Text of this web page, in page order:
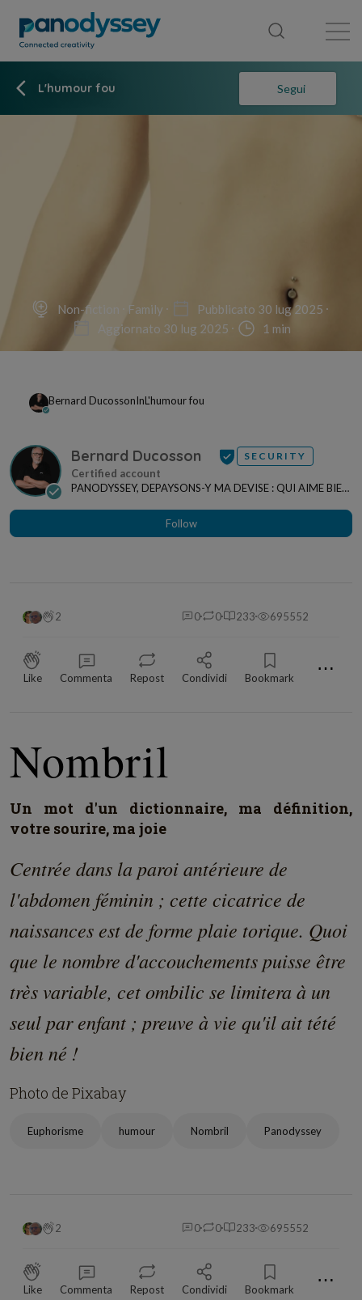
L'humour fou Segui
Non-fiction Family
Pubblicato 30 lug 2025
Aggiornato 30 lug 2025
1 min
Bernard DucossonInL'humour fou
Bernard Ducosson SECURITY
PANODYSSEY, DEPAYSONS-Y MA DEVISE : QUI AIME BIEN,
Follow
2 0 0 233 695552
Like Commenta Repost Condividi Bookmark ⋯
Nombril
Un mot d'un dictionnaire, ma définition,
votre sourire, ma joie
Centrée dans la paroi antérieure de
l'abdomen féminin ; cette cicatrice de
naissances est de forme plaie torique. Quoi
que le nombre d'accouchements puisse être
très variable, cet ombilic se limitera à un
seul par enfant ; preuve à vie qu'il ait tété
bien né !
Photo de Pixabay
Euphorisme humour Nombril Panodyssey
2 0 0 233 695552
Like Commenta Repost Condividi Bookmark ⋯